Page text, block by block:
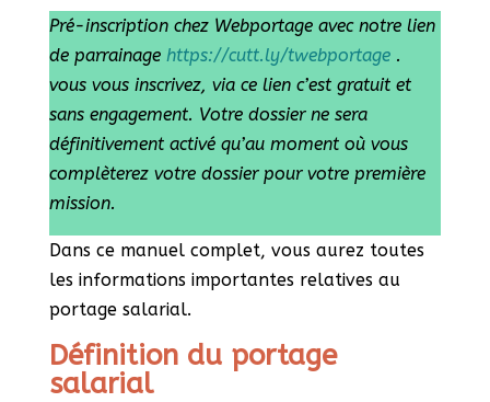
Pré-inscription chez Webportage avec notre lien
de parrainage https://cutt.ly/twebportage.
vous vous inscrivez, via ce lien c’est gratuit et
sans engagement. Votre dossier ne sera
définitivement activé qu’au moment où vous
complèterez votre dossier pour votre première
mission.
Dans ce manuel complet, vous aurez toutes
les informations importantes relatives au
portage salarial.
Définition du portage
salarial